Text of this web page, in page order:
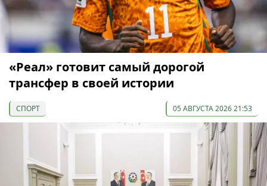
«Реал» готовит самый дорогой
трансфер в своей истории
СПОРТ 05 АВГУСТА 2026 21:53